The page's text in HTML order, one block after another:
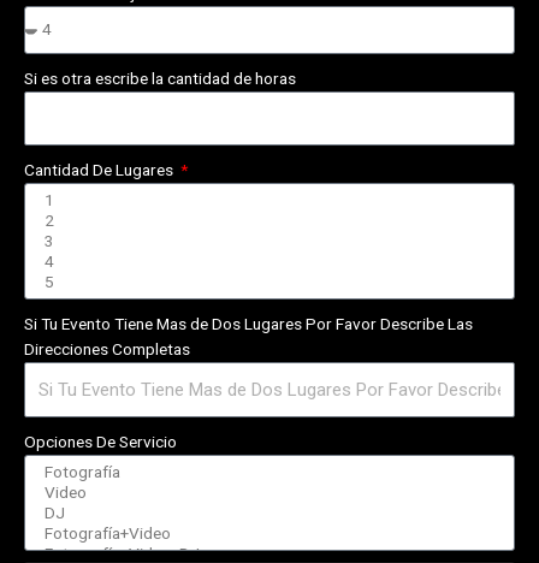
Si es otra escribe la cantidad de horas
Cantidad De Lugares
Si Tu Evento Tiene Mas de Dos Lugares Por Favor Describe Las
Direcciones Completas
Opciones De Servicio